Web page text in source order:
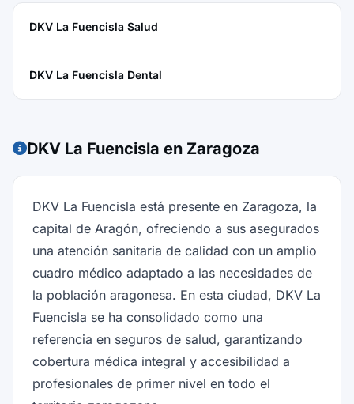
DKV La Fuencisla Salud
DKV La Fuencisla Dental
DKV La Fuencisla en Zaragoza
DKV La Fuencisla está presente en Zaragoza, la
capital de Aragón, ofreciendo a sus asegurados
una atención sanitaria de calidad con un amplio
cuadro médico adaptado a las necesidades de
la población aragonesa. En esta ciudad, DKV La
Fuencisla se ha consolidado como una
referencia en seguros de salud, garantizando
cobertura médica integral y accesibilidad a
profesionales de primer nivel en todo el